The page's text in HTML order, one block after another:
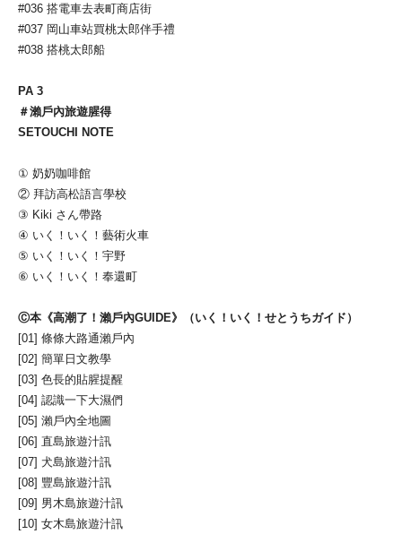
#036 搭電車去表町商店街
#037 岡山車站買桃太郎伴手禮
#038 搭桃太郎船
PA 3
＃瀨戶內旅遊腥得
SETOUCHI NOTE
① 奶奶咖啡館
② 拜訪高松語言學校
③ Kiki さん帶路
④ いく！いく！藝術火車
⑤ いく！いく！宇野
⑥ いく！いく！奉還町
Ⓒ本《高潮了！瀨戶內GUIDE》（いく！いく！せとうちガイド）
[01] 條條大路通瀨戶內
[02] 簡單日文教學
[03] 色長的貼腥提醒
[04] 認識一下大濕們
[05] 瀨戶內全地圖
[06] 直島旅遊汁訊
[07] 犬島旅遊汁訊
[08] 豐島旅遊汁訊
[09] 男木島旅遊汁訊
[10] 女木島旅遊汁訊